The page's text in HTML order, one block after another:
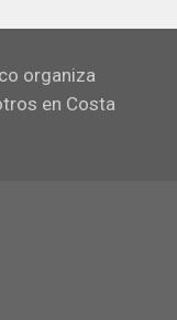
organiza
en Costa